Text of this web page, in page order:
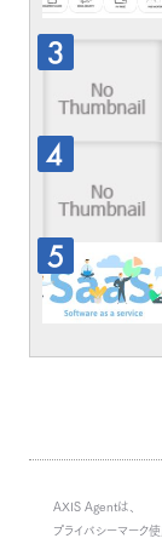
AXIS Agentは、
プライバシーマーク